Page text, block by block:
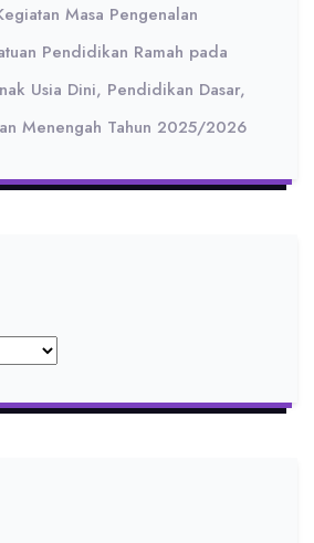
Masa Pengenalan
Pendidikan Ramah pada
Usia Dini, Pendidikan Dasar,
Menengah Tahun 2025/2026